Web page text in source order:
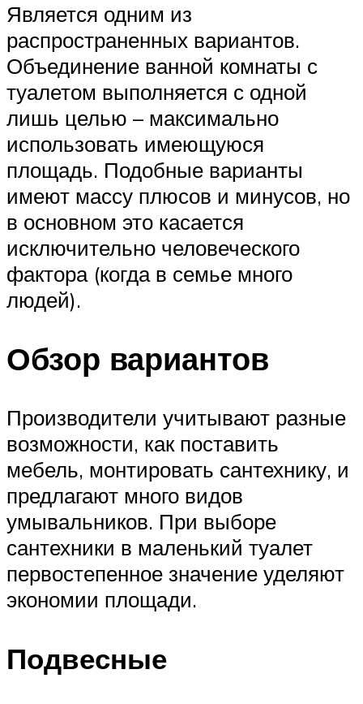
Является одним из
распространенных вариантов.
Объединение ванной комнаты с
туалетом выполняется с одной
лишь целью – максимально
использовать имеющуюся
площадь. Подобные варианты
имеют массу плюсов и минусов, но
в основном это касается
исключительно человеческого
фактора (когда в семье много
людей).
Обзор вариантов
Производители учитывают разные
возможности, как поставить
мебель, монтировать сантехнику, и
предлагают много видов
умывальников. При выборе
сантехники в маленький туалет
первостепенное значение уделяют
экономии площади.
Подвесные